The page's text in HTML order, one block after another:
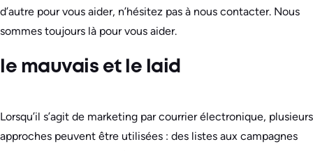
d’autre pour vous aider, n’hésitez pas à nous contacter. Nous
sommes toujours là pour vous aider.
le mauvais et le laid
Lorsqu’il s’agit de marketing par courrier électronique, plusieurs
approches peuvent être utilisées : des listes aux campagnes